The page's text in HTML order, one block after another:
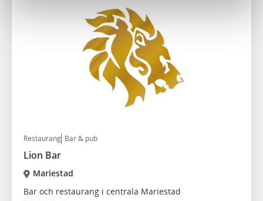
Restaurang Bar & pub
Lion Bar
Mariestad
Bar och restaurang i centrala Mariestad